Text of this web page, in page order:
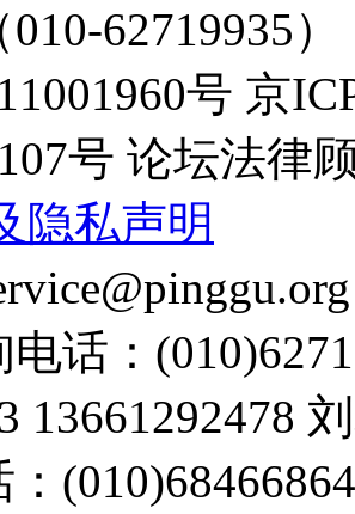
62719935）
号 京
号 论坛法律
隐私声明
话：
13661292478